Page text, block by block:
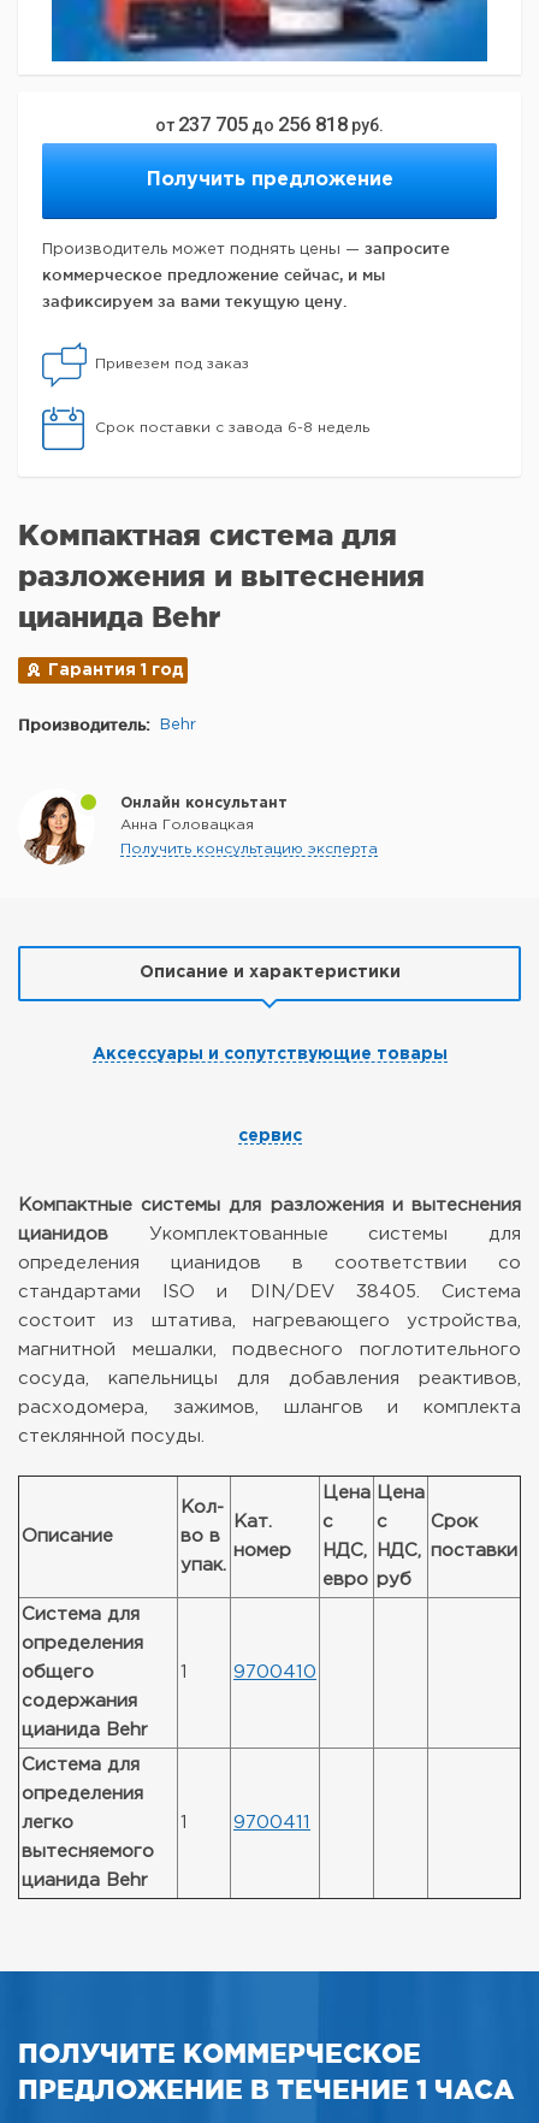
от 237 705 до 256 818 руб.
Получить предложение
Производитель может поднять цены — запросите
коммерческое предложение сейчас, и мы
зафиксируем за вами текущую цену.
Привезем под заказ
Срок поставки с завода 6-8 недель
Компактная система для
разложения и вытеснения
цианида Behr
Гарантия 1 год
Производитель: Behr
Онлайн консультант
Анна Головацкая
Получить консультацию эксперта
Описание и характеристики
Аксессуары и сопутствующие товары
сервис
Компактные системы для разложения и вытеснения
цианидов Укомплектованные системы для
определения цианидов в соответствии со
стандартами ISO и DIN/DEV 38405.
Система
состоит из штатива, нагревающего устройства,
магнитной мешалки, подвесного поглотительного
сосуда, капельницы для добавления реактивов,
расходомера, зажимов, шлангов и комплекта
стеклянной посуды.
Описание
Кол-
во в
упак.
Кат.
номер
Цена
с
НДС,
евро
Цена
с
НДС,
руб
Срок
поставки
Система для
определения
общего
содержания
цианида Behr
1 9700410
Система для
определения
легко
вытесняемого
цианида Behr
1 9700411
ПОЛУЧИТЕ КОММЕРЧЕСКОЕ
ПРЕДЛОЖЕНИЕ В ТЕЧЕНИЕ 1 ЧАСА